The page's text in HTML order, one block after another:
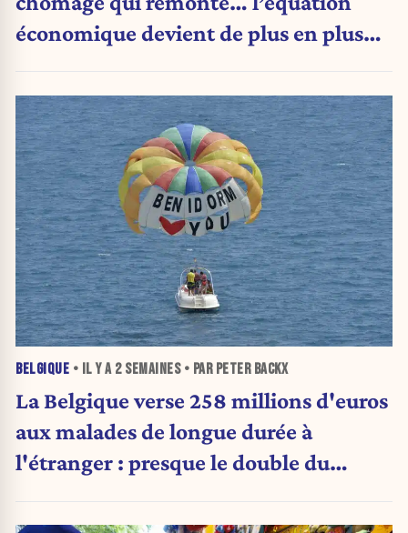
économique devient de plus en plus
BELGIQUE • IL Y A 2 SEMAINES• PAR PETER BACKX
La Belgique verse 258 millions d'euros
aux malades de longue durée à
l'étranger : presque le double du